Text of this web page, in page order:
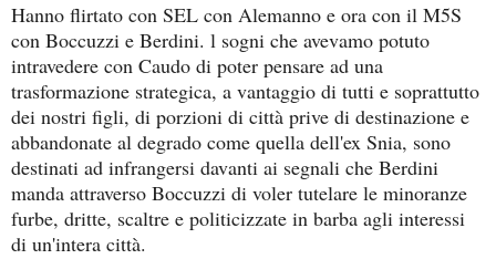
Hanno flirtato con SEL con Alemanno e ora con il M5S
con Boccuzzi e Berdini. l sogni che avevamo potuto
intravedere con Caudo di poter pensare ad una
trasformazione strategica, a vantaggio di tutti e soprattutto
dei nostri figli, di porzioni di città prive di destinazione e
abbandonate al degrado come quella dell'ex Snia, sono
destinati ad infrangersi davanti ai segnali che Berdini
manda attraverso Boccuzzi di voler tutelare le minoranze
furbe, dritte, scaltre e politicizzate in barba agli interessi
di un'intera città.